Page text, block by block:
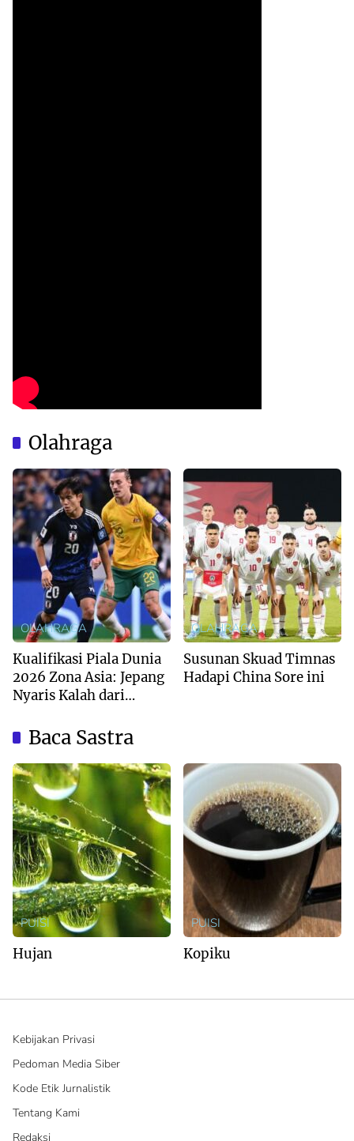
Olahraga
OLAHRAGA
Kualifikasi Piala Dunia
2026 Zona Asia: Jepang
Nyaris Kalah dari
OLAHRAGA
Susunan Skuad Timnas
Hadapi China Sore ini
Baca Sastra
PUISI
Hujan
PUISI
Kopiku
Kebijakan Privasi
Pedoman Media Siber
Kode Etik Jurnalistik
Tentang Kami
Redaksi